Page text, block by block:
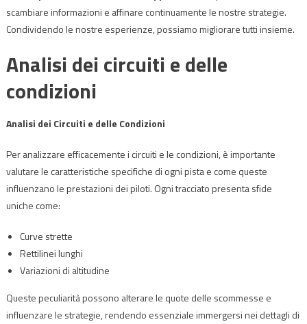
scambiare informazioni e affinare continuamente le nostre strategie.
Condividendo le nostre esperienze, possiamo migliorare tutti insieme.
Analisi dei circuiti e delle
condizioni
Analisi dei Circuiti e delle Condizioni
Per analizzare efficacemente i circuiti e le condizioni, è importante
valutare le caratteristiche specifiche di ogni pista e come queste
influenzano le prestazioni dei piloti. Ogni tracciato presenta sfide
uniche come:
Curve strette
Rettilinei lunghi
Variazioni di altitudine
Queste peculiarità possono alterare le quote delle scommesse e
influenzare le strategie, rendendo essenziale immergersi nei dettagli di